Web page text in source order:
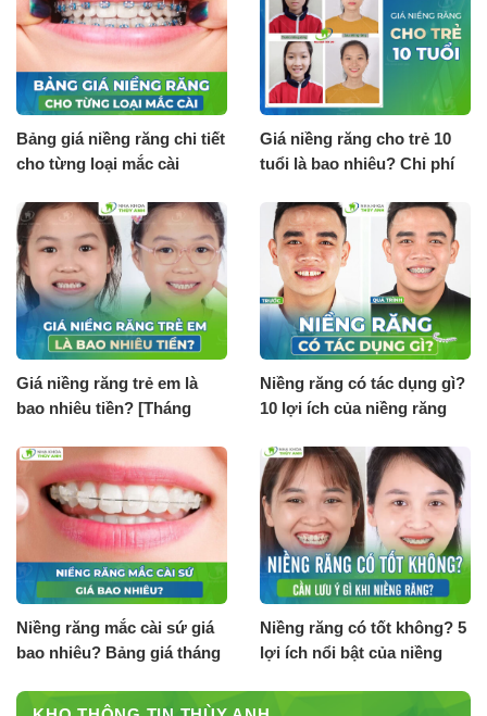
Bảng giá niềng răng chi tiết
cho từng loại mắc cài
Giá niềng răng cho trẻ 10
tuổi là bao nhiêu? Chi phí
Giá niềng răng trẻ em là
bao nhiêu tiền? [Tháng
Niềng răng có tác dụng gì?
10 lợi ích của niềng răng
Niềng răng mắc cài sứ giá
bao nhiêu? Bảng giá tháng
Niềng răng có tốt không? 5
lợi ích nổi bật của niềng